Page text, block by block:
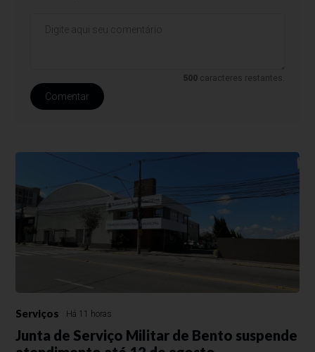
500 caracteres restantes.
Comentar
Serviços Há 11 horas
Junta de Serviço Militar de Bento suspende